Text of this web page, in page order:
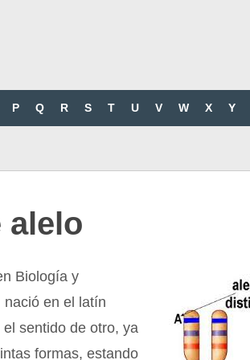
P Q R S T U V W X Y
alelo
Biología y
en el latín
el sentido de otro, ya
formas, estando